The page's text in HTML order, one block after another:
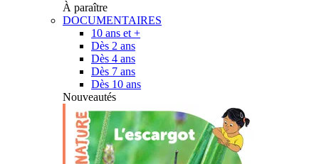
À paraître
DOCUMENTAIRES
10 ans et +
Dès 2 ans
Dès 4 ans
Dès 7 ans
Dès 10 ans
Nouveautés